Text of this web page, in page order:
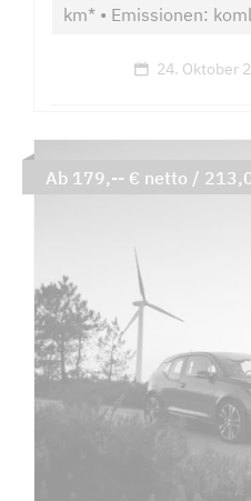
km* • Emissionen:
24. Oktober
Ab 179,-- € netto /